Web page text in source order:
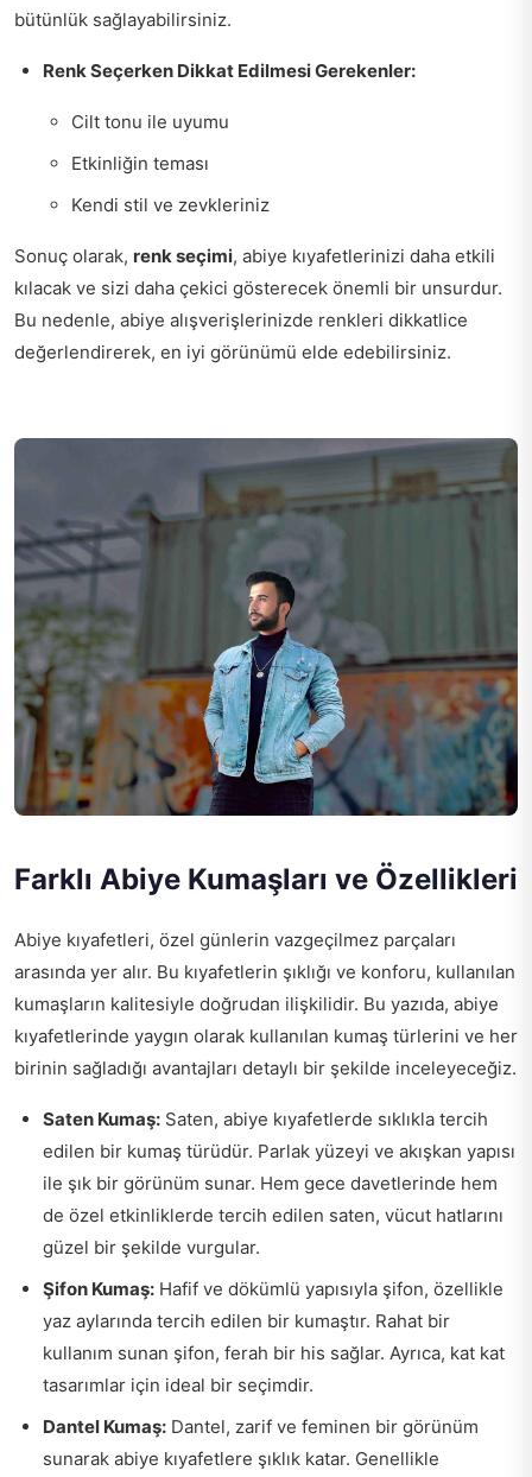
bütünlük sağlayabilirsiniz.
Renk Seçerken Dikkat Edilmesi Gerekenler:
Cilt tonu ile uyumu
Etkinliğin teması
Kendi stil ve zevkleriniz
Sonuç olarak, renk seçimi, abiye kıyafetlerinizi daha etkili
kılacak ve sizi daha çekici gösterecek önemli bir unsurdur.
Bu nedenle, abiye alışverişlerinizde renkleri dikkatlice
değerlendirerek, en iyi görünümü elde edebilirsiniz.
Farklı Abiye Kumaşları ve Özellikleri
Abiye kıyafetleri, özel günlerin vazgeçilmez parçaları
arasında yer alır. Bu kıyafetlerin şıklığı ve konforu, kullanılan
kumaşların kalitesiyle doğrudan ilişkilidir. Bu yazıda, abiye
kıyafetlerinde yaygın olarak kullanılan kumaş türlerini ve her
birinin sağladığı avantajları detaylı bir şekilde inceleyeceğiz.
Saten Kumaş: Saten, abiye kıyafetlerde sıklıkla tercih
edilen bir kumaş türüdür. Parlak yüzeyi ve akışkan yapısı
ile şık bir görünüm sunar. Hem gece davetlerinde hem
de özel etkinliklerde tercih edilen saten, vücut hatlarını
güzel bir şekilde vurgular.
Şifon Kumaş: Hafif ve dökümlü yapısıyla şifon, özellikle
yaz aylarında tercih edilen bir kumaştır. Rahat bir
kullanım sunan şifon, ferah bir his sağlar. Ayrıca, kat kat
tasarımlar için ideal bir seçimdir.
Dantel Kumaş: Dantel, zarif ve feminen bir görünüm
sunarak abiye kıyafetlere şıklık katar. Genellikle